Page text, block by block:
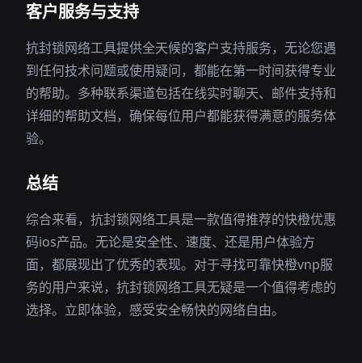
客户服务与支持
抗封锁网络工具提供全天候的客户支持服务，无论您遇
到任何技术问题或使用疑问，都能在第一时间获得专业
的帮助。多种联系渠道包括在线实时聊天、邮件支持和
详细的帮助文档，确保每位用户都能获得满意的服务体
验。
总结
综合来看，抗封锁网络工具是一款值得推荐的快橙优惠
码ios产品。无论是安全性、速度、还是用户体验方
面，都展现出了优秀的表现。对于寻找可靠快橙vnp服
务的用户来说，抗封锁网络工具无疑是一个值得考虑的
选择。立即体验，感受安全畅快的网络自由。